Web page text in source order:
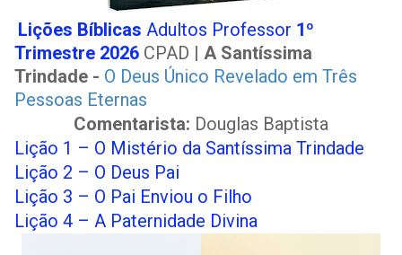
Lições Bíblicas Adultos Professor 1º
Trimestre 2026 CPAD | A Santíssima
Trindade - O Deus Único Revelado em Três
Pessoas Eternas
Comentarista: Douglas Baptista
Lição 1 – O Mistério da Santíssima Trindade
Lição 2 – O Deus Pai
Lição 3 – O Pai Enviou o Filho
Lição 4 – A Paternidade Divina